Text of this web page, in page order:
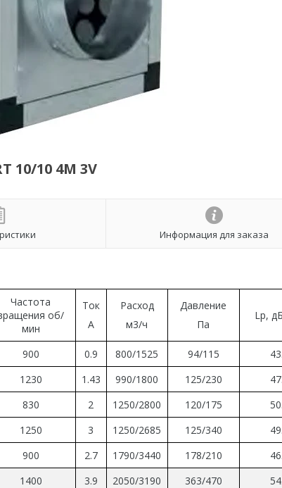
10/10 4M 3V
Информация для заказа
Частота
об/
мин
Ток
А
Расход
м3/ч
Давление
Па
Lp,
900 0.9 800/1525 94/115
1230 1.43 990/1800 125/230
830 2 1250/2800 120/175
1250 3 1250/2685 125/340
900 2.7 1790/3440 178/210
1400 3.9 2050/3190 363/470